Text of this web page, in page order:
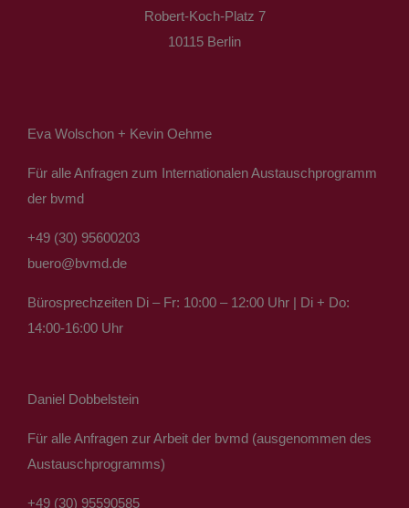
Robert-Koch-Platz 7
10115 Berlin
Eva Wolschon + Kevin Oehme
Für alle Anfragen zum Internationalen Austauschprogramm
der bvmd
+49 (30) 95600203
buero@bvmd.de
Bürosprechzeiten Di – Fr: 10:00 – 12:00 Uhr | Di + Do:
14:00-16:00 Uhr
Daniel Dobbelstein
Für alle Anfragen zur Arbeit der bvmd (ausgenommen des
Austauschprogramms)
+49 (30) 95590585